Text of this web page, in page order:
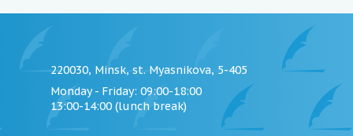
220030, Minsk, st. Myasnikova, 5-405
Monday - Friday: 09:00-18:00
13:00-14:00 (lunch break)